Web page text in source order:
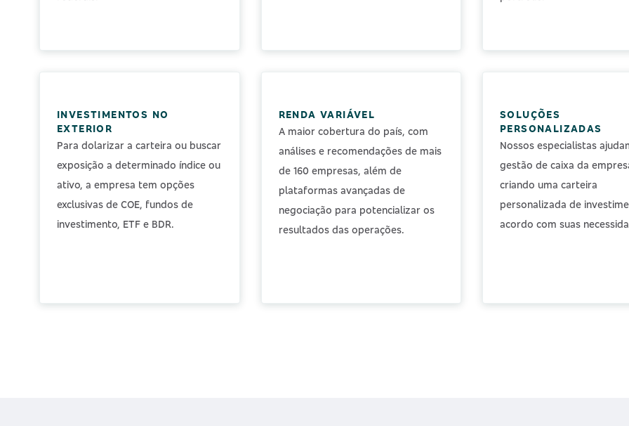
INVESTIMENTOS NO
EXTERIOR
Para dolarizar a carteira ou buscar
exposição a determinado índice ou
ativo, a empresa tem opções
exclusivas de COE, fundos de
investimento, ETF e BDR.
RENDA VARIÁVEL
A maior cobertura do país, com
análises e recomendações de mais
de 160 empresas, além de
plataformas avançadas de
negociação para potencializar os
resultados das operações.
SOLUÇÕES
PERSONALIZADAS
Nossos especialistas
gestão de caixa da
criando uma carteira
personalizada de
acordo com suas